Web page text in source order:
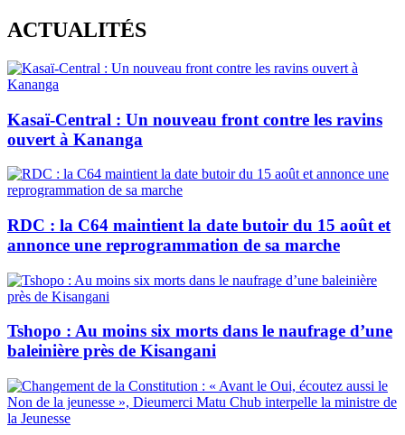
Skip
to
content
ACTUALITÉS
Kasaï-Central : Un nouveau front contre les ravins
ouvert à Kananga
RDC : la C64 maintient la date butoir du 15 août et
annonce une reprogrammation de sa marche
Tshopo : Au moins six morts dans le naufrage d’une
baleinière près de Kisangani